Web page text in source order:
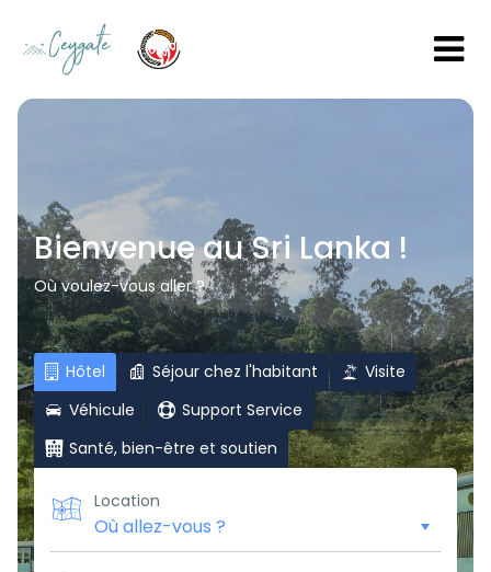
Bienvenue au Sri Lanka !
Où voulez-vous aller ?
Hôtel Séjour chez l'habitant
Visite
Véhicule
Support Service
Santé, bien-être et soutien
Location